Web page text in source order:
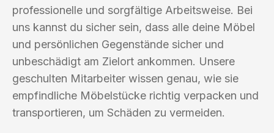
professionelle und sorgfältige Arbeitsweise. Bei
uns kannst du sicher sein, dass alle deine Möbel
und persönlichen Gegenstände sicher und
unbeschädigt am Zielort ankommen. Unsere
geschulten Mitarbeiter wissen genau, wie sie
empfindliche Möbelstücke richtig verpacken und
transportieren, um Schäden zu vermeiden.